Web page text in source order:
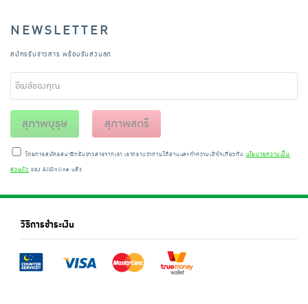
NEWSLETTER
สมัครรับข่าวสาร พร้อมรับส่วนลด
สุภาพบุรุษ สุภาพสตรี
โดยการสมัครสมาชิกรับข่าวสารจากเรา เราทราบว่าท่านได้อ่านและทำความเข้าใจเกี่ยวกับ นโยบายความเป็น
ส่วนตัว ของ AllOnline แล้ว
วิธีการชำระเงิน